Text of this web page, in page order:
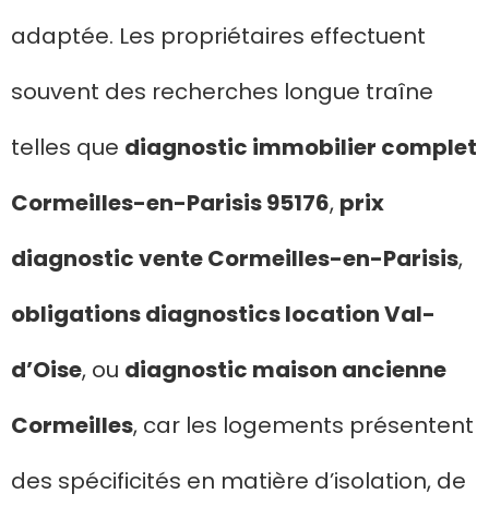
adaptée. Les propriétaires effectuent
souvent des recherches longue traîne
telles que diagnostic immobilier complet
Cormeilles-en-Parisis 95176, prix
diagnostic vente Cormeilles-en-Parisis,
obligations diagnostics location Val-
d’Oise, ou diagnostic maison ancienne
Cormeilles, car les logements présentent
des spécificités en matière d’isolation, de